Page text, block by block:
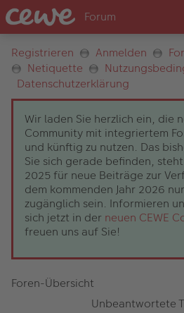
Registrieren Anmelden
Netiquette
Datenschutzerklärung
Wir laden Sie herzlich ein, die
Community mit integriertem
und künftig zu nutzen. Das
Sie sich gerade befinden,
2025 für neue Beiträge zur
dem kommenden Jahr 2026
zugänglich sein. Informieren
sich jetzt in der neuen CEWE
freuen uns auf Sie!
Foren-Übersicht
Unbeantwortete